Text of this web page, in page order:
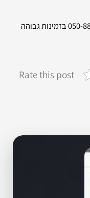
החלפת צילינדר רב בריח ביהוד – 050-883-4328 בזמינות גבוהה
Rate this post